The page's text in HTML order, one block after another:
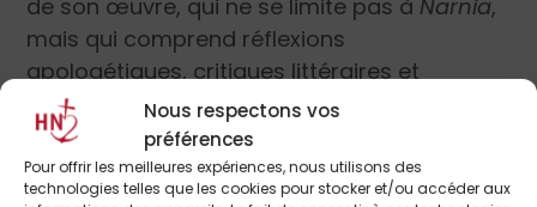
Nous respectons vos
préférences
Pour offrir les meilleures expériences, nous utilisons des
technologies telles que les cookies pour stocker et/ou accéder aux
de son œuvre, qui ne se limite pas à Narnia,
mais qui comprend réflexions
apologétiques, critiques littéraires et
explorations philosophiques. Sans parler du
fameux récit de sa conversion au titre si
évocateur :Surpris par la Joie.